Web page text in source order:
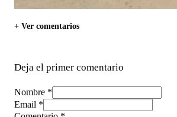
+ Ver comentarios
Deja el primer comentario
Nombre *
Email *